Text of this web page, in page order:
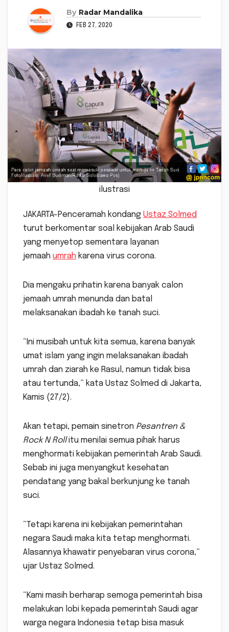
By Radar Mandalika
FEB 27, 2020
ilustrasi
JAKARTA-Penceramah kondang Ustaz Solmed
turut berkomentar soal kebijakan Arab Saudi
yang menyetop sementara layanan
jemaah umrah karena virus corona.
Dia mengaku prihatin karena banyak calon
jemaah umrah menunda dan batal
melaksanakan ibadah ke tanah suci.
“Ini musibah untuk kita semua, karena banyak
umat islam yang ingin melaksanakan ibadah
umrah dan ziarah ke Rasul, namun tidak bisa
atau tertunda,” kata Ustaz Solmed di Jakarta,
Kamis (27/2).
Akan tetapi, pemain sinetron Pesantren &
Rock N Rollitu menilai semua pihak harus
menghormati kebijakan pemerintah Arab Saudi.
Sebab ini juga menyangkut kesehatan
pendatang yang bakal berkunjung ke tanah
suci.
“Tetapi karena ini kebijakan pemerintahan
negara Saudi maka kita tetap menghormati.
Alasannya khawatir penyebaran virus corona,”
ujar Ustaz Solmed.
“Kami masih berharap semoga pemerintah bisa
melakukan lobi kepada pemerintah Saudi agar
warga negara Indonesia tetap bisa masuk